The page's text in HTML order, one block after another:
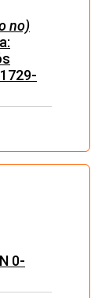
no)
0-